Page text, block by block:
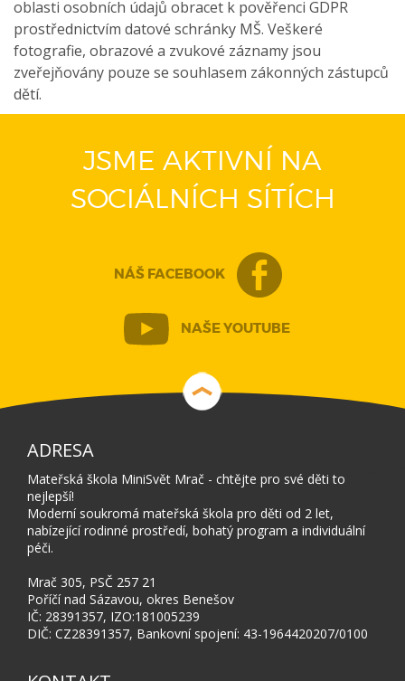
oblasti osobních údajů obracet k pověřenci GDPR
prostřednictvím datové schránky MŠ. Veškeré
fotografie, obrazové a zvukové záznamy jsou
zveřejňovány pouze se souhlasem zákonných zástupců
dětí.
JSME AKTIVNÍ NA
SOCIÁLNÍCH SÍTÍCH
NÁŠ FACEBOOK
NAŠE YOUTUBE
ADRESA
Mateřská škola MiniSvět Mrač - chtějte pro své děti to
nejlepší!
Moderní soukromá mateřská škola pro děti od 2 let,
nabízející rodinné prostředí, bohatý program a individuální
péči.
Mrač 305, PSČ 257 21
Poříčí nad Sázavou, okres Benešov
IČ: 28391357, IZO:181005239
DIČ: CZ28391357, Bankovní spojení: 43-1964420207/0100